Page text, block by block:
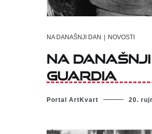
NA DANAŠNJI DAN NOVOSTI
Na
Guardia
Portal ArtKvart 20.